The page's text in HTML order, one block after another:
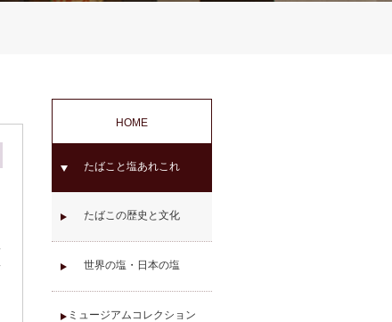
HOME
たばこと塩あれこれ
たばこの歴史と文化
世界の塩・日本の塩
ミュージアムコレクション